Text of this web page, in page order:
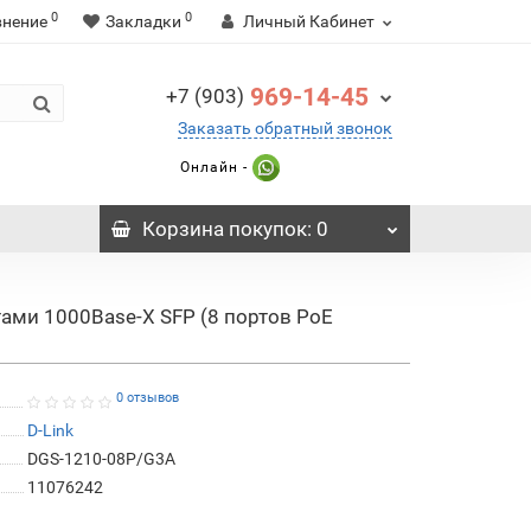
0 Закладки 0 Личный Кабинет
+7 (903) 969-14-45
Заказать обратный звонок
Онлайн -
Корзинапокупок: 0
1000Base-X SFP (8 портов PoE
0 отзывов
D-Link
DGS-1210-08P/G3A
11076242